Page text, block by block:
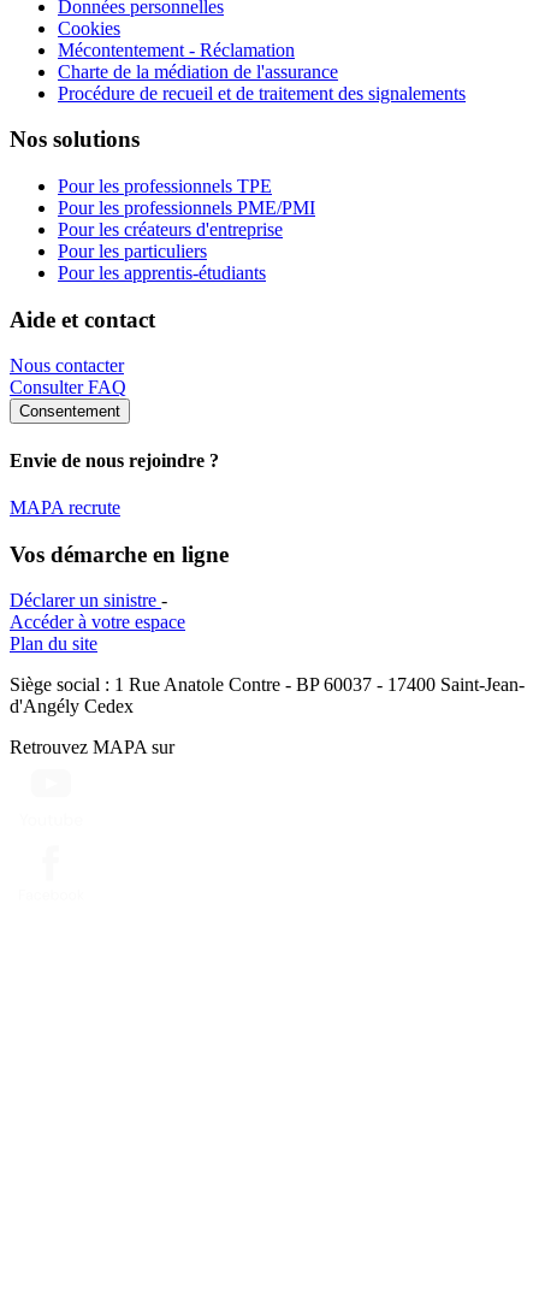
Données personnelles
Cookies
Mécontentement - Réclamation
Charte de la médiation de l'assurance
Procédure de recueil et de traitement des signalements
Nos solutions
Pour les professionnels TPE
Pour les professionnels PME/PMI
Pour les créateurs d'entreprise
Pour les particuliers
Pour les apprentis-étudiants
Aide et contact
Nous contacter
Consulter FAQ
Consentement
Envie de nous rejoindre ?
MAPA recrute
Vos démarche en ligne
Déclarer un sinistre -
Accéder à votre espace
Plan du site
Siège social : 1 Rue Anatole Contre - BP 60037 - 17400 Saint-Jean-
d'Angély Cedex
Retrouvez MAPA sur